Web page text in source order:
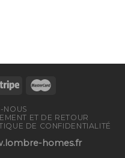
NOUS
ET DE RETOUR
DE CONFIDENTIALITÉ
homes.fr